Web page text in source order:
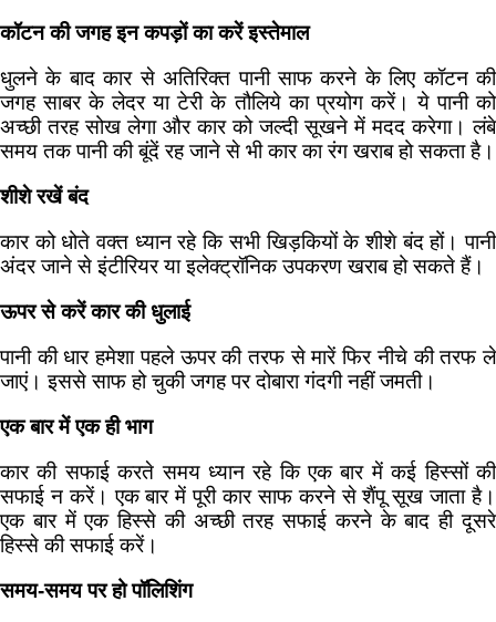
कॉटन की जगह इन कपड़ों का करें इस्तेमाल
धुलने के बाद कार से अतिरिक्त पानी साफ करने के लिए कॉटन की
जगह साबर के लेदर या टेरी के तौलिये का प्रयोग करें। ये पानी को
अच्छी तरह सोख लेगा और कार को जल्दी सूखने में मदद करेगा। लंबे
समय तक पानी की बूंदें रह जाने से भी कार का रंग खराब हो सकता है।
शीशे रखें बंद
कार को धोते वक्त ध्यान रहे कि सभी खिड़कियों के शीशे बंद हों। पानी
अंदर जाने से इंटीरियर या इलेक्ट्रॉनिक उपकरण खराब हो सकते हैं।
ऊपर से करें कार की धुलाई
पानी की धार हमेशा पहले ऊपर की तरफ से मारें फिर नीचे की तरफ ले
जाएं। इससे साफ हो चुकी जगह पर दोबारा गंदगी नहीं जमती।
एक बार में एक ही भाग
कार की सफाई करते समय ध्यान रहे कि एक बार में कई हिस्सों की
सफाई न करें। एक बार में पूरी कार साफ करने से शैंपू सूख जाता है।
एक बार में एक हिस्से की अच्छी तरह सफाई करने के बाद ही दूसरे
हिस्से की सफाई करें।
समय-समय पर हो पॉलिशिंग